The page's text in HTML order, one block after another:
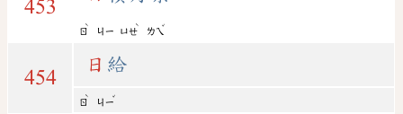
453
ㄖ
ˋ
ㄐㄧ ㄩㄝ
ˋ
ㄌㄟ
ˇ
454
日 給
ㄖ
ˋ
ㄐㄧ
ˇ